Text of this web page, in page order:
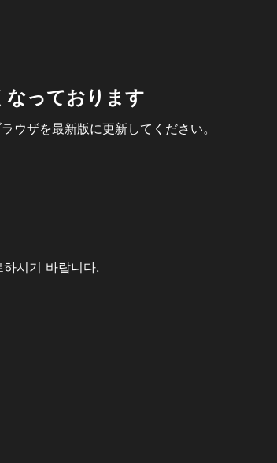
なっております
ウザを最新版に更新してください。
시기 바랍니다.